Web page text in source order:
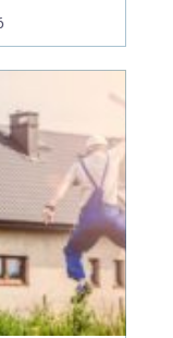
opgave
og
og
i
kan en
løsn...